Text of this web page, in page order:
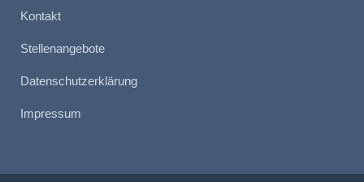
Kontakt
Stellenangebote
Datenschutzerklärung
Impressum